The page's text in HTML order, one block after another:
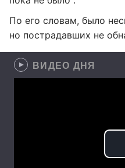
По его словам, было
но пострадавших не
ВИДЕО ДНЯ